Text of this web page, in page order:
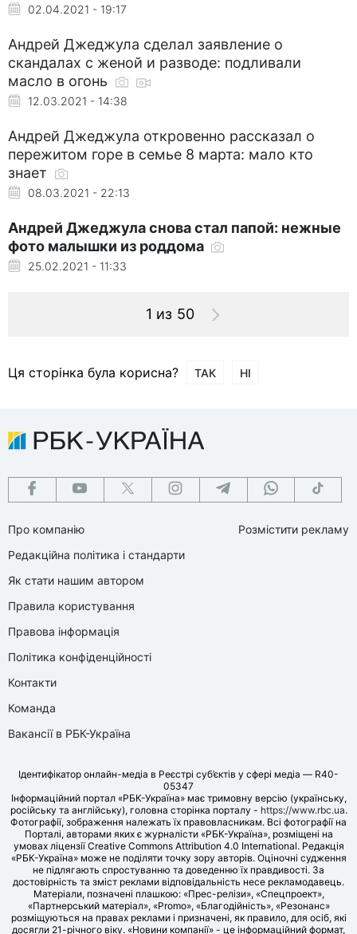
02.04.2021 - 19:17
Андрей Джеджула сделал заявление о
скандалах с женой и разводе: подливали
масло в огонь
12.03.2021 - 14:38
Андрей Джеджула откровенно рассказал о
пережитом горе в семье 8 марта: мало кто
знает
08.03.2021 - 22:13
Андрей Джеджула снова стал папой: нежные
фото малышки из роддома
25.02.2021 - 11:33
1 из 50
Ця сторінка була корисна? ТАК НІ
Про компанію
Редакційна політика і стандарти
Як стати нашим автором
Правила користування
Правова інформація
Політика конфіденційності
Контакти
Команда
Вакансії в РБК-Україна
Розмістити рекламу
Ідентифікатор онлайн-медіа в Реєстрі суб’єктів у сфері медіа — R40-
05347
Інформаційний портал «РБК-Україна» має тримовну версію (українську,
російську та англійську), головна сторінка порталу - https://www.rbc.ua.
Фотографії, зображення належать їх правовласникам. Всі фотографії на
Порталі, авторами яких є журналісти «РБК-Україна», розміщені на
умовах ліцензії Creative Commons Attribution 4.0 International. Редакція
«РБК-Україна» може не поділяти точку зору авторів. Оціночні судження
не підлягають спростуванню та доведенню їх правдивості. За
достовірність та зміст реклами відповідальність несе рекламодавець.
Матеріали, позначені плашкою: «Прес-релізи», «Спецпроект»,
«Партнерський матеріал», «Promo», «Благодійність», «Резонанс»
розміщуються на правах реклами і призначені, як правило, для осіб, які
досягли 21-річного віку. «Новини компанії» - це інформаційний формат,